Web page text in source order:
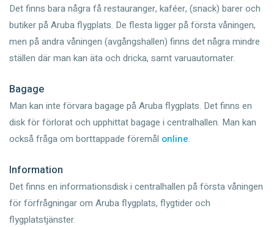
Det finns bara några få restauranger, kaféer, (snack) barer och
butiker på Aruba flygplats. De flesta ligger på första våningen,
men på andra våningen (avgångshallen) finns det några mindre
ställen där man kan äta och dricka, samt varuautomater.
Bagage
Man kan inte förvara bagage på Aruba flygplats. Det finns en
disk för förlorat och upphittat bagage i centralhallen. Man kan
också fråga om borttappade föremål online.
Information
Det finns en informationsdisk i centralhallen på första våningen
för förfrågningar om Aruba flygplats, flygtider och
flygplatstjänster.